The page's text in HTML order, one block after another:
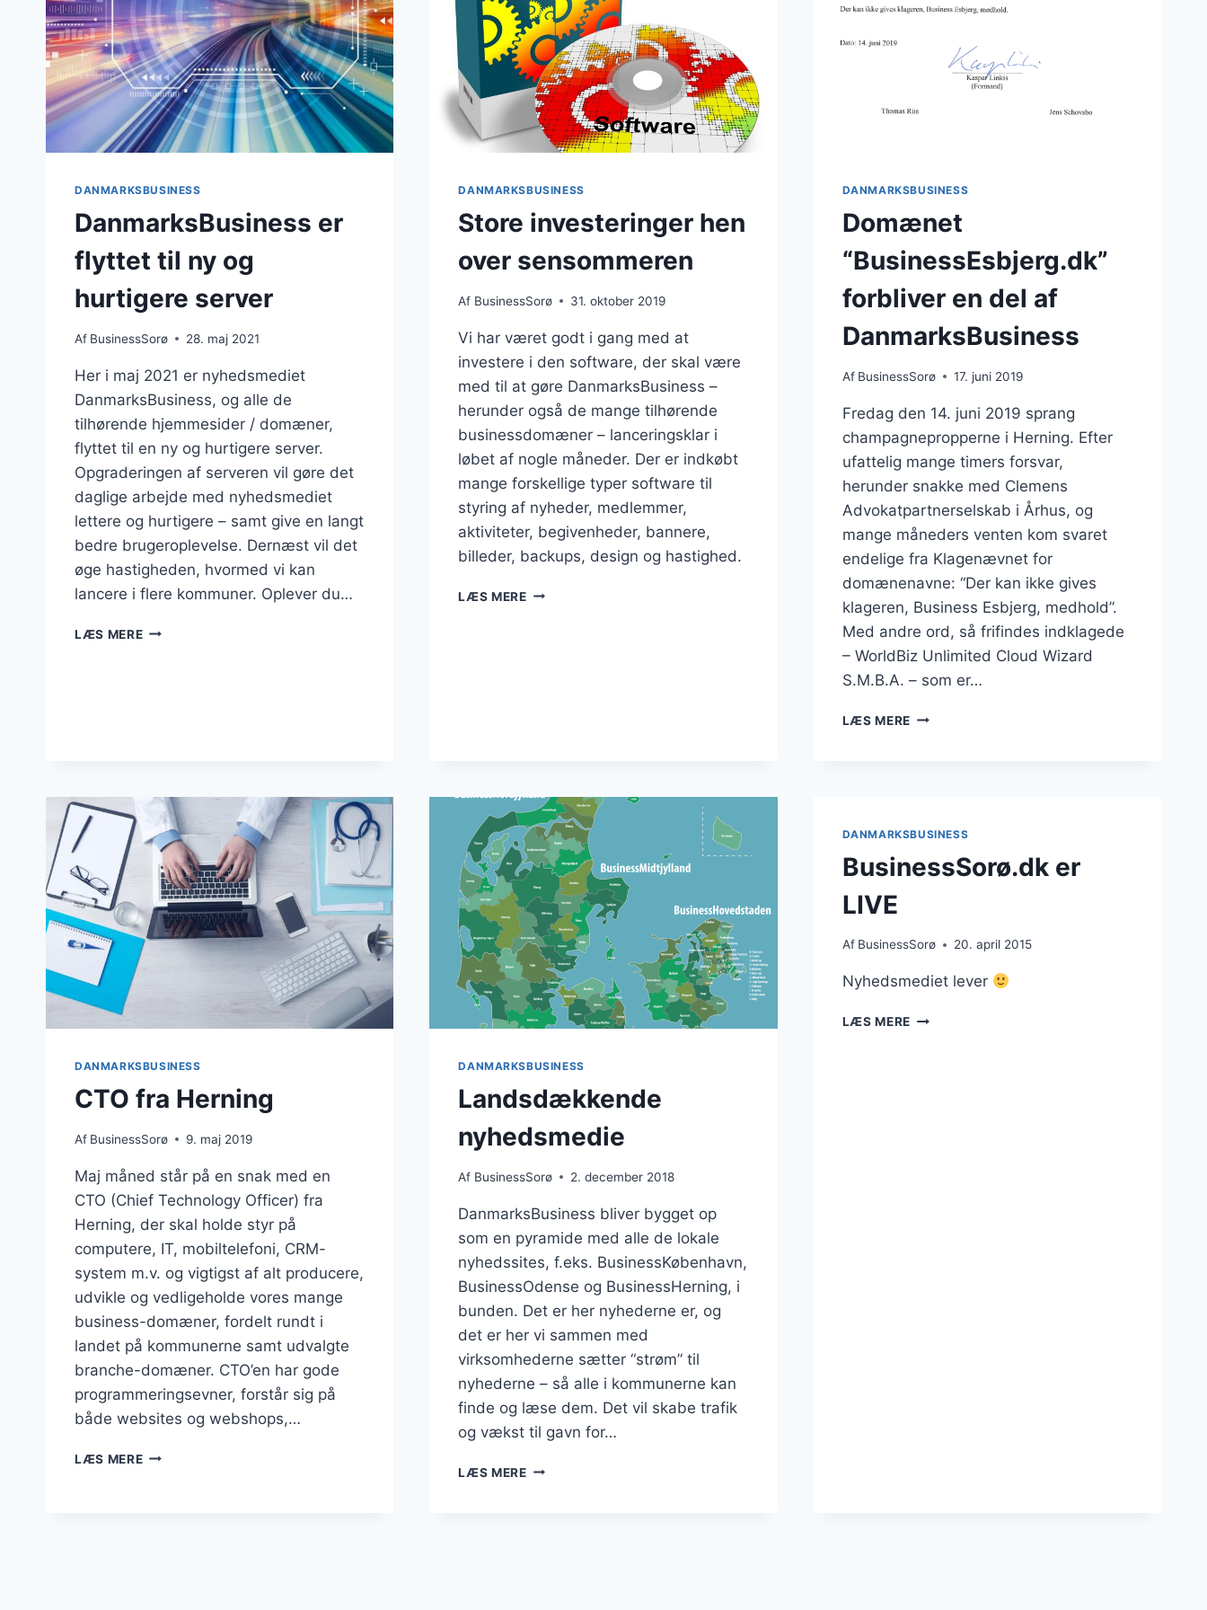
DANMARKSBUSINESS
DanmarksBusiness er
flyttet til ny og
hurtigere server
Af BusinessSorø 28. maj 2021
Her i maj 2021 er nyhedsmediet
DanmarksBusiness, og alle de
tilhørende hjemmesider / domæner,
flyttet til en ny og hurtigere server.
Opgraderingen af serveren vil gøre det
daglige arbejde med nyhedsmediet
lettere og hurtigere – samt give en langt
bedre brugeroplevelse. Dernæst vil det
øge hastigheden, hvormed vi kan
lancere i flere kommuner. Oplever du…
LÆS MEREDANMARKSBUSINESS
DANMARKSBUSINESS
Store investeringer hen
over sensommeren
Af BusinessSorø 31. oktober 2019
Vi har været godt i gang med at
investere i den software, der skal være
med til at gøre DanmarksBusiness –
herunder også de mange tilhørende
businessdomæner – lanceringsklar i
løbet af nogle måneder. Der er indkøbt
mange forskellige typer software til
styring af nyheder, medlemmer,
aktiviteter, begivenheder, bannere,
billeder, backups, design og hastighed.
LÆS MERESTORE
DANMARKSBUSINESS
Domænet
“BusinessEsbjerg.dk”
forbliver en del af
DanmarksBusiness
Af BusinessSorø 17. juni 2019
Fredag den 14. juni 2019 sprang
champagnepropperne i Herning. Efter
ufattelig mange timers forsvar,
herunder snakke med Clemens
Advokatpartnerselskab i Århus, og
mange måneders venten kom svaret
endelige fra Klagenævnet for
domænenavne: “Der kan ikke gives
klageren, Business Esbjerg, medhold”.
Med andre ord, så frifindes indklagede
– WorldBiz Unlimited Cloud Wizard
S.M.B.A. – som er…
LÆS MERE DOMÆNET
DANMARKSBUSINESS
DANMARKSBUSINESS
CTO fra Herning
Af BusinessSorø 9. maj 2019
Maj måned står på en snak med en
CTO (Chief Technology Officer) fra
Herning, der skal holde styr på
computere, IT, mobiltelefoni, CRM-
system m.v. og vigtigst af alt producere,
udvikle og vedligeholde vores mange
business-domæner, fordelt rundt i
landet på kommunerne samt udvalgte
branche-domæner. CTO’en har gode
programmeringsevner, forstår sig på
både websites og webshops,…
LÆS MERECTO
DANMARKSBUSINESS
Landsdækkende
nyhedsmedie
Af BusinessSorø 2. december 2018
DanmarksBusiness bliver bygget op
som en pyramide med alle de lokale
nyhedssites, f.eks. BusinessKøbenhavn,
BusinessOdense og BusinessHerning, i
bunden. Det er her nyhederne er, og
det er her vi sammen med
virksomhederne sætter “strøm” til
nyhederne – så alle i kommunerne kan
finde og læse dem. Det vil skabe trafik
og vækst til gavn for…
LÆS MERELANDSDÆKKENDE
DANMARKSBUSINESS
BusinessSorø.dk er
LIVE
Af BusinessSorø 20. april 2015
Nyhedsmediet lever
LÆS MERE BUSINESSSORØ.DK